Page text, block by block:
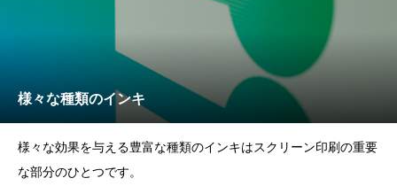
様々な種類のインキ
様々な効果を与える豊富な種類のインキはスクリーン印刷の重要
な部分のひとつです。